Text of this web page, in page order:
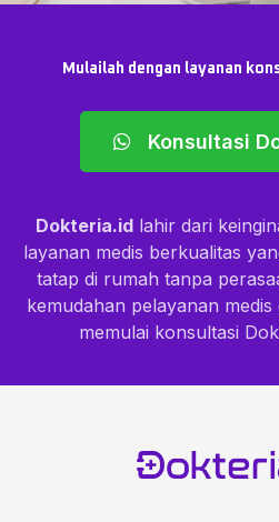
Mulailah dengan layanan
Konsultasi
Dokteria.id lahir dari
layanan medis berkualitas
tatap di rumah tanpa
kemudahan pelayanan
memulai konsultasi